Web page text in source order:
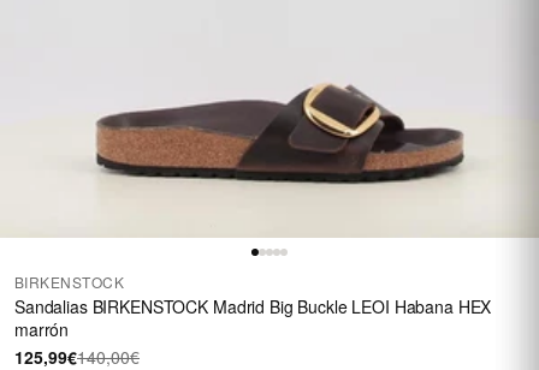
BIRKENSTOCK
Sandalias BIRKENSTOCK Madrid Big Buckle LEOI Habana HEX
marrón
125,99€140,00€